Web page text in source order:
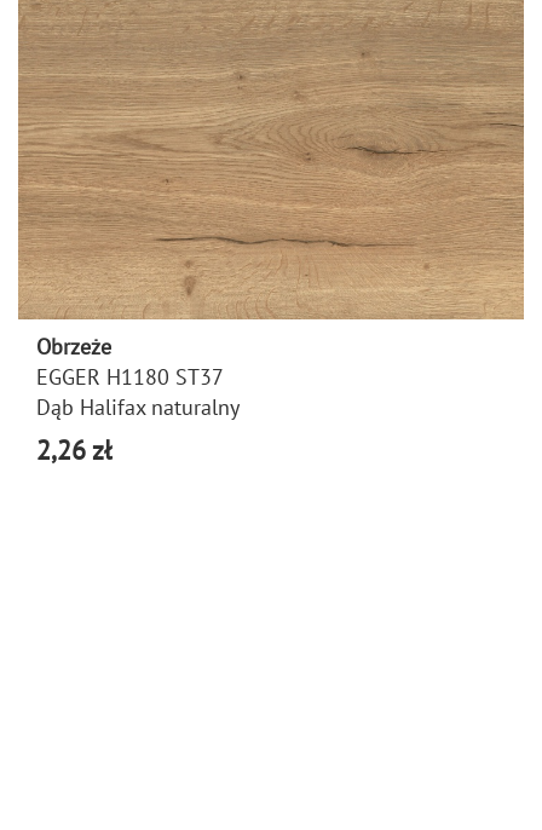
Obrzeże
EGGER H1180 ST37
Dąb Halifax naturalny
2,26 zł